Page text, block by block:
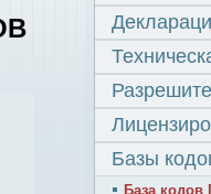
Базы
База кодов